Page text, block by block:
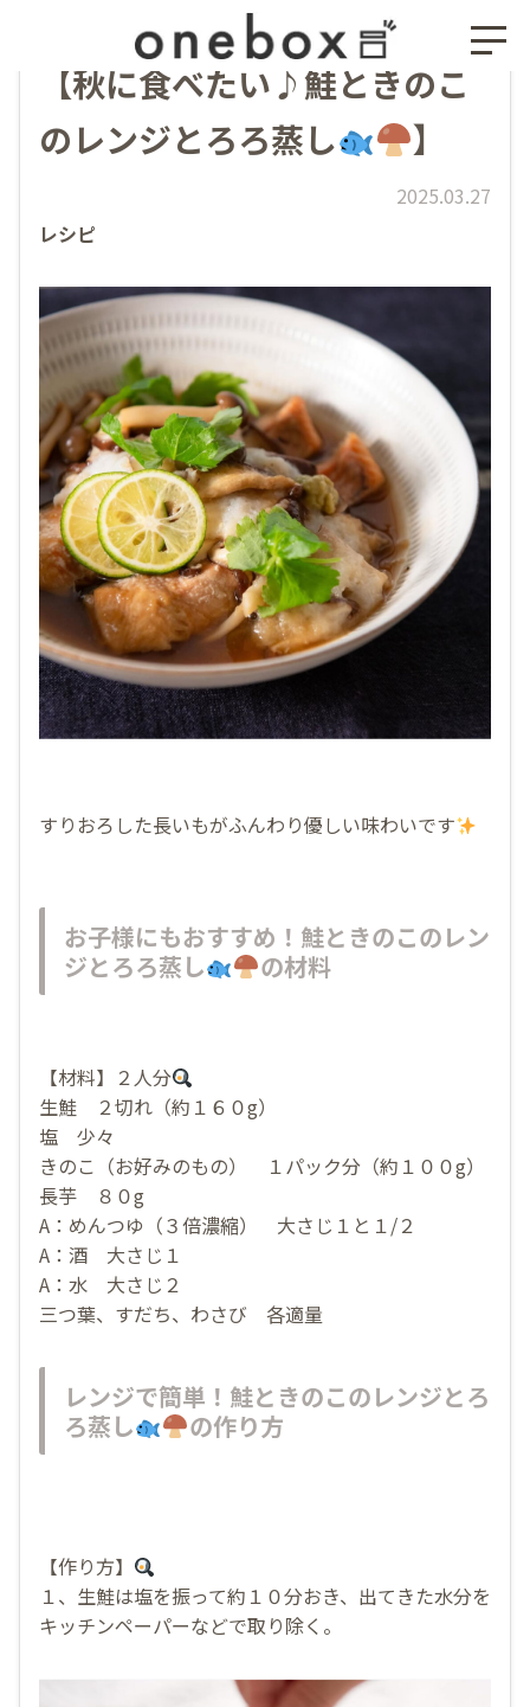
【秋に食べたい♪鮭ときのこ
のレンジとろろ蒸し
】
レシピ
2025.03.27
すりおろした長いもがふんわり優しい味わいです
お子様にもおすすめ！鮭ときのこのレン
ジとろろ蒸し
の材料
【材料】２人分
生鮭 ２切れ（約１６０g）
塩 少々
きのこ（お好みのもの） １パック分（約１００g）
長芋 ８０g
A：めんつゆ（３倍濃縮） 大さじ１と１/２
A：酒 大さじ１
A：水 大さじ２
三つ葉、すだち、わさび 各適量
レンジで簡単！鮭ときのこのレンジとろ
ろ蒸し
の作り方
【作り方】
１、生鮭は塩を振って約１０分おき、出てきた水分を
キッチンペーパーなどで取り除く。